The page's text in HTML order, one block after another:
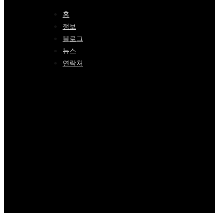
홈
정보
블로그
뉴스
연락처